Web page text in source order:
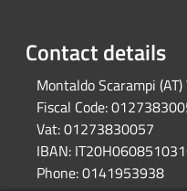
Contact details
Montaldo Scarampi
Fiscal Code:
Vat:01273830057
IBAN:
Phone:0141953938